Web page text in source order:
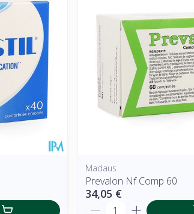
Madaus
Prevalon Nf Comp 60
34,05 €
Quantité